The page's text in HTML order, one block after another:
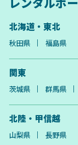
北海道・東北
秋田県 福島県
関東
茨城県 群馬県
北陸・甲信越
山梨県 長野県